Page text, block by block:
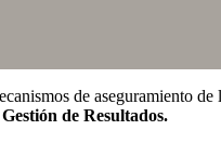
de aseguramiento
de Resultados.